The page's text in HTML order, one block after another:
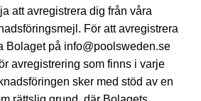
att avregistrera dig från våra
För att avregistrera
Bolaget på info@poolsweden.se
avregistrering som finns i varje
sker med stöd av en